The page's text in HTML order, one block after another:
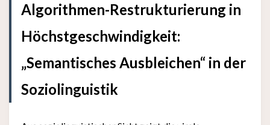
Algorithmen-Restrukturierung in
Höchstgeschwindigkeit:
„Semantisches Ausbleichen“ in der
Soziolinguistik